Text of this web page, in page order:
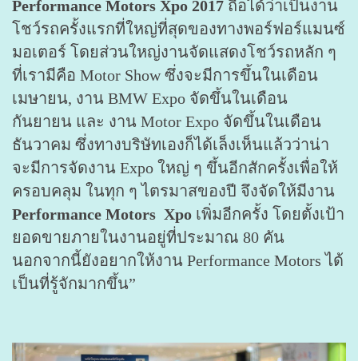
Performance Motors Xpo 2017 ถือได้ว่าเป็นงาน
โชว์รถครั้งแรกที่ใหญ่ที่สุดของทางพอร์ฟอร์แมนซ์
มอเตอร์ โดยส่วนใหญ่งานจัดแสดงโชว์รถหลัก ๆ
ที่เรามีคือ Motor Show ซึ่งจะมีการขึ้นในเดือน
เมษายน, งาน BMW Expo จัดขึ้นในเดือน
กันยายน และ งาน Motor Expo จัดขึ้นในเดือน
ธันวาคม ซึ่งทางบริษัทเองก็ได้เล็งเห็นแล้วว่าน่า
จะมีการจัดงาน Expo ใหญ่ ๆ ขึ้นอีกสักครั้งเพื่อให้
ครอบคลุม ในทุก ๆ ไตรมาสของปี จึงจัดให้มีงาน
Performance Motors Xpo เพิ่มอีกครั้ง โดยตั้งเป้า
ยอดขายภายในงานอยู่ที่ประมาณ 80 คัน
นอกจากนี้ยังอยากให้งาน Performance Motors ได้
เป็นที่รู้จักมากขึ้น”